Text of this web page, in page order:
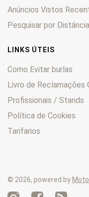
Anúncios Vistos
Pesquisar por Distância
LINKS ÚTEIS
Como Evitar burlas
Livro de Reclamações
Profissionais / Stands
Política de Cookies
Tarifarios
© 2026, powered by